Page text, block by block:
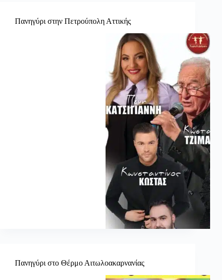
Πανηγύρι στην Πετρούπολη Αττικής
Πανηγύρι στο Θέρμο Αιτωλοακαρνανίας